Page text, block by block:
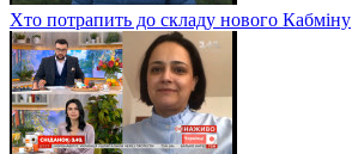
Хто потрапить до складу нового Кабміну